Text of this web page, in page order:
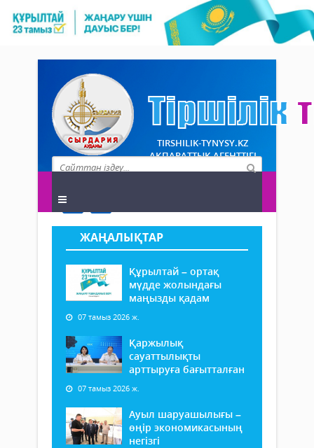
TIRSHILIK-TYNYSY.KZ
АҚПАРАТТЫҚ АГЕНТТІГІ
ЖАҢАЛЫҚТАР
Құрылтай – ортақ
мүдде жолындағы
маңызды қадам
07 тамыз 2026 ж.
Қаржылық
сауаттылықты
арттыруға бағытталған
07 тамыз 2026 ж.
Ауыл шаруашылығы –
өңір экономикасының
негізгі